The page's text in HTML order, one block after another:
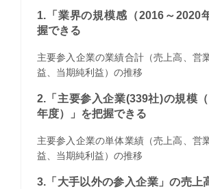
1.「業界の規模感（2016～2020
握できる
主要参入企業の業績合計（売上高、営
益、当期純利益）の推移
2.「主要参入企業(339社)の規模
年度）」を把握できる
主要参入企業の単体業績（売上高、営
益、当期純利益）の推移
3.「大手以外の参入企業」の売上